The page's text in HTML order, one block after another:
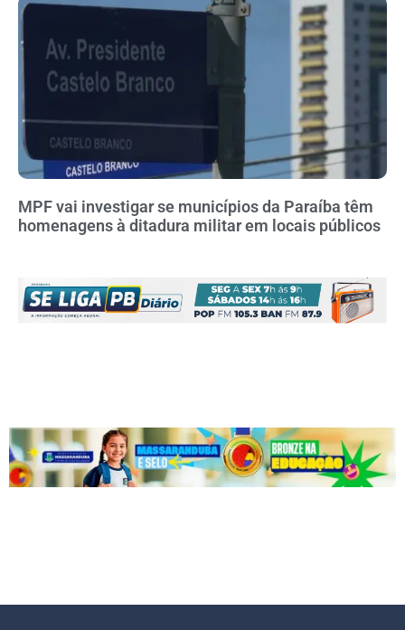
MPF vai investigar se municípios da Paraíba têm
homenagens à ditadura militar em locais públicos